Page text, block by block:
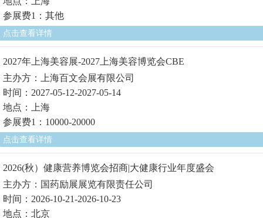
参展费1：其他
点击查看详情
2027年上海美容展-2027上海美容博览会CBE
主办方：上海百文会展有限公司
时间：2027-05-12-2027-05-14
地点：上海
参展费1：10000-20000
点击查看详情
2026(秋）健康营养博览会招商|大健康行业年度盛会
主办方：国药励展展览有限责任公司
时间：2026-10-21-2026-10-23
地点：北京